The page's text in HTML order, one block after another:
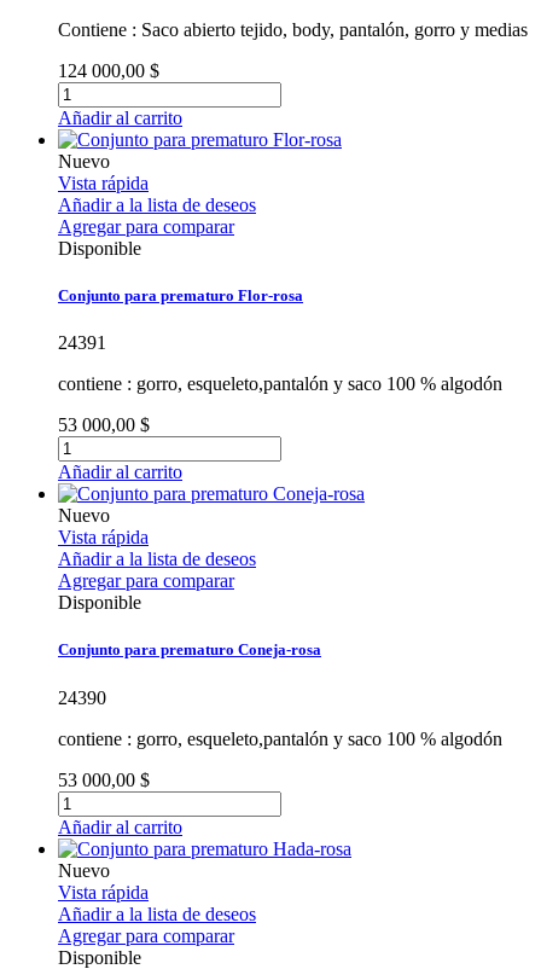
Contiene : Saco abierto tejido, body, pantalón, gorro y medias
124 000,00 $
Añadir al carrito
Nuevo
Vista rápida
Añadir a la lista de deseos
Agregar para comparar
Disponible
Conjunto para prematuro Flor-rosa
24391
contiene : gorro, esqueleto,pantalón y saco 100 % algodón
53 000,00 $
Añadir al carrito
Nuevo
Vista rápida
Añadir a la lista de deseos
Agregar para comparar
Disponible
Conjunto para prematuro Coneja-rosa
24390
contiene : gorro, esqueleto,pantalón y saco 100 % algodón
53 000,00 $
Añadir al carrito
Nuevo
Vista rápida
Añadir a la lista de deseos
Agregar para comparar
Disponible